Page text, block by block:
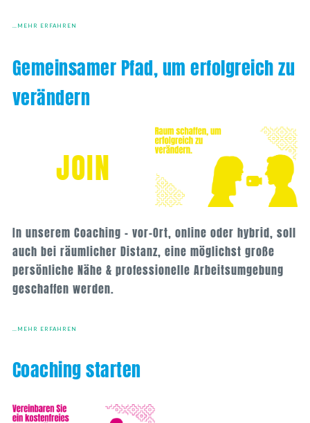
…MEHR ERFAHREN
Gemeinsamer Pfad, um erfolgreich zu
verändern
JOIN
In unserem Coaching – vor-Ort, online oder hybrid, soll
auch bei räumlicher Distanz, eine möglichst große
persönliche Nähe & professionelle Arbeitsumgebung
geschaffen werden.
…MEHR ERFAHREN
Coaching starten